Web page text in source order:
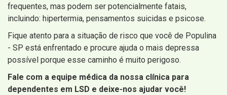
frequentes, mas podem ser potencialmente fatais,
incluindo: hipertermia, pensamentos suicidas e psicose.
Fique atento para a situação de risco que você de Populina
- SP está enfrentado e procure ajuda o mais depressa
possível porque esse caminho é muito perigoso.
Fale com a equipe médica da nossa clínica para
dependentes em LSD e deixe-nos ajudar você!